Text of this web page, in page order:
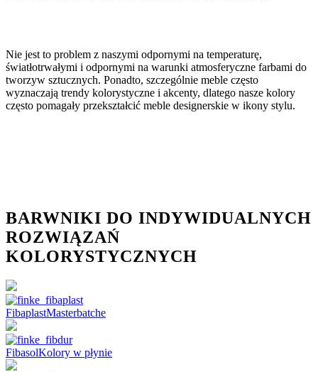
Nie jest to problem z naszymi odpornymi na temperaturę,
światłotrwałymi i odpornymi na warunki atmosferyczne farbami do
tworzyw sztucznych. Ponadto, szczególnie meble często
wyznaczają trendy kolorystyczne i akcenty, dlatego nasze kolory
często pomagały przekształcić meble designerskie w ikony stylu.
BARWNIKI DO INDYWIDUALNYCH
ROZWIĄZAŃ
KOLORYSTYCZNYCH
FibaplastMasterbatche
FibasolKolory w płynie